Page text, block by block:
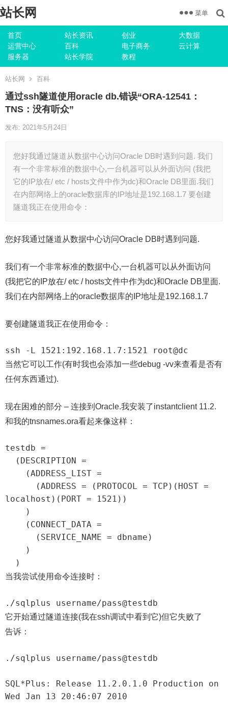
站长网
首页 站长资讯 创业
大数据
运营中心
百科 电子商务
云计算
服务器
站长学院 教程
菜单
站长网 百科
通过ssh隧道使用oracle db.错误“ORA-12541：
TNS：没有听众”
发布: 2021年5月24日
您好我通过隧道从数据中心访问Oracle DB时遇到问题. 我们
有一个非常标准的数据中心,一台机器可以从外面访问 (我把
它的IP放在/ etc / hosts文件中作为dc)和Oracle DB里面.我们
在内部网络上的oracle数据库的IP地址是192.168.1.7 要创建
隧道我正在使用命令：
您好我通过隧道从数据中心访问Oracle DB时遇到问题.
我们有一个非常标准的数据中心,一台机器可以从外面访问
(我把它的IP放在/ etc / hosts文件中作为dc)和Oracle DB里面.
我们在内部网络上的oracle数据库的IP地址是192.168.1.7
要创建隧道我正在使用命令：
ssh -L 1521:192.168.1.7:1521 root@dc
当然它可以工作(有时我也会添加一些debug -vv来查看是否有
任何东西通过).
现在困难的部分 – 连接到Oracle.我安装了instantclient 11.2.
和我的tnsnames.ora看起来像这样：
testdb =
localhost)(PORT = 1521))
  )
当我尝试使用命令连接时：
./sqlplus username/pass@testdb
它开始通过隧道连接(我在ssh调试中看到它)但它失败了
告诉：
./sqlplus username/pass@testdb
SQL*Plus: Release 11.2.0.1.0 Production on
Wed Jan 13 20:46:07 2010